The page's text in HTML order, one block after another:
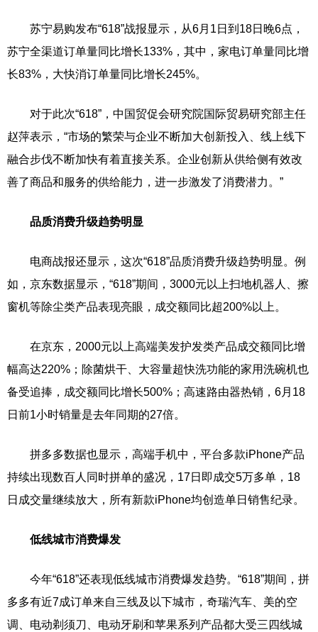
苏宁易购发布“618”战报显示，从6月1日到18日晚6点，
苏宁全渠道订单量同比增长133%，其中，家电订单量同比增
长83%，大快消订单量同比增长245%。
对于此次“618”，中国贸促会研究院国际贸易研究部主任
赵萍表示，“市场的繁荣与企业不断加大创新投入、线上线下
融合步伐不断加快有着直接关系。企业创新从供给侧有效改
善了商品和服务的供给能力，进一步激发了消费潜力。”
品质消费升级趋势明显
电商战报还显示，这次“618”品质消费升级趋势明显。例
如，京东数据显示，“618”期间，3000元以上扫地机器人、擦
窗机等除尘类产品表现亮眼，成交额同比超200%以上。
在京东，2000元以上高端美发护发类产品成交额同比增
幅高达220%；除菌烘干、大容量超快洗功能的家用洗碗机也
备受追捧，成交额同比增长500%；高速路由器热销，6月18
日前1小时销量是去年同期的27倍。
拼多多数据也显示，高端手机中，平台多款iPhone产品
持续出现数百人同时拼单的盛况，17日即成交5万多单，18
日成交量继续放大，所有新款iPhone均创造单日销售纪录。
低线城市消费爆发
今年“618”还表现低线城市消费爆发趋势。“618”期间，拼
多多有近7成订单来自三线及以下城市，奇瑞汽车、美的空
调、电动剃须刀、电动牙刷和苹果系列产品都大受三四线城